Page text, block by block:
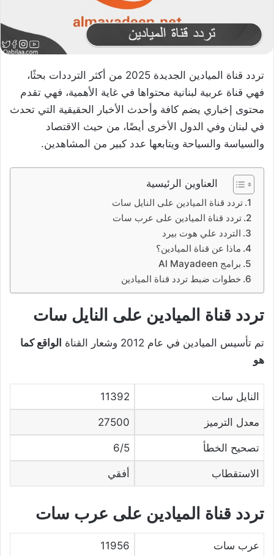
تردد قناة الميادين الجديدة 2025 من أكثر الترددات بحثًا،
فهي قناة عربية لبنانية محتواها في غاية الأهمية، فهي تقدم
محتوى إخباري يضم كافة وأحدث الأخبار الحقيقية التي تحدث
في لبنان وفي الدول الأخرى أيضًا، من حيث الاقتصاد
والسياسة والسياحة ويتابعها عدد كبير من المشاهدين.
العناوين الرئيسية
تردد قناة الميادين على النايل سات
تردد قناة الميادين على عرب سات
التردد علي هوت بيرد
ماذا عن قناة الميادين؟
برامج Al Mayadeen
خطوات ضبط تردد قناة الميادين
تردد قناة الميادين على النايل سات
تم تأسيس الميادين في عام 2012 وشعار القناة
الواقع كما
هو
النايل سات 11392
معدل الترميز 27500
تصحيح الخطأ 6/5
الاستقطاب أفقي
تردد قناة الميادين على عرب سات
عرب سات 11956